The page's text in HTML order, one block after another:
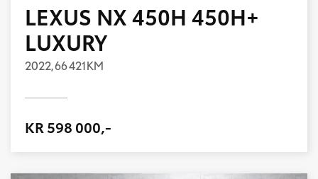
LEXUS NX 450H 450H+
LUXURY
2022,66 421 KM
KR 598 000,-